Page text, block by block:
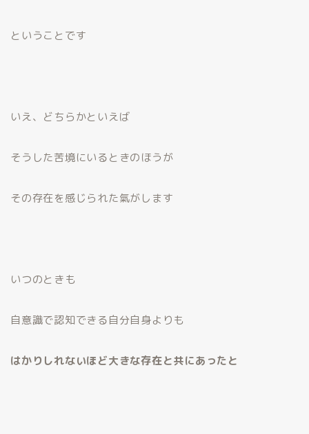
ということです
いえ、どちらかといえば
そうした苦境にいるときのほうが
その存在を感じられた氣がします
いつのときも
自意識で認知できる自分自身よりも
はかりしれないほど大きな存在と共にあったと